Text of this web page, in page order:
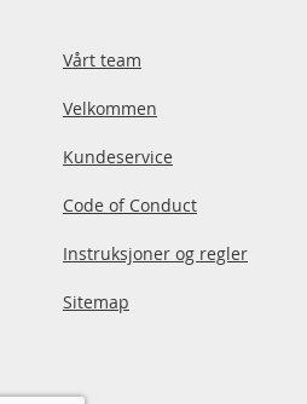
Vårt team
Velkommen
Kundeservice
Code of Conduct
Instruksjoner og regler
Sitemap